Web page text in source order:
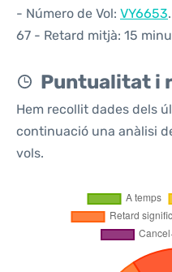
- Número de Vol: VY6653
67 - Retard mitjà: 15
Puntualitat i
Hem recollit dades dels
continuació una anàlisi
vols.